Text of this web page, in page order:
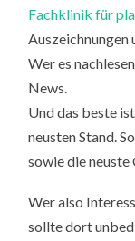
Fachklinik für
Auszeichnungen
Wer es
News.
Und das beste
neusten Stand.
sowie die
Wer also
sollte dort